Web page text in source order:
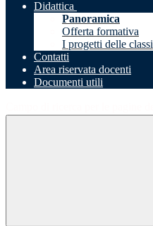
Didattica
Panoramica
Offerta formativa
I progetti delle classi
Contatti
Area riservata docenti
Documenti utili